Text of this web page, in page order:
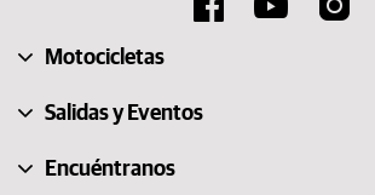
Motocicletas
Salidas y Eventos
Encuéntranos